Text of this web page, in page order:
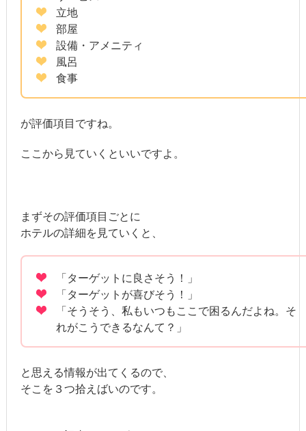
立地
部屋
設備・アメニティ
風呂
食事
が評価項目ですね。
ここから見ていくといいですよ。
まずその評価項目ごとに
ホテルの詳細を見ていくと、
「ターゲットに良さそう！」
「ターゲットが喜びそう！」
「そうそう、私もいつもここで困るんだよね。そ
れがこうできるなんて？」
と思える情報が出てくるので、
そこを３つ拾えばいのです。